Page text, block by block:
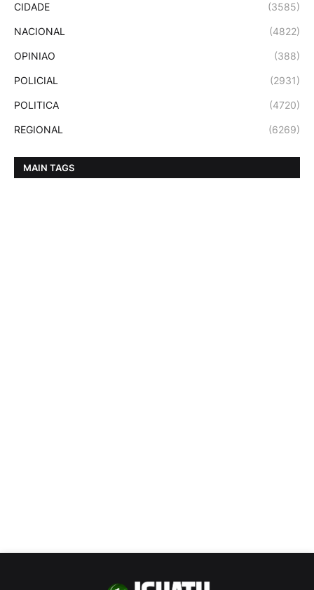
CIDADE (3585)
NACIONAL (4822)
OPINIAO (388)
POLICIAL (2931)
POLITICA (4720)
REGIONAL (6269)
MAIN TAGS